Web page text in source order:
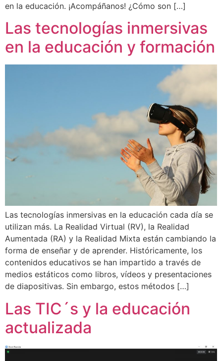
en la educación. ¡Acompáñanos! ¿Cómo son […]
Las tecnologías inmersivas
en la educación y formación
Las tecnologías inmersivas en la educación cada día se
utilizan más. La Realidad Virtual (RV), la Realidad
Aumentada (RA) y la Realidad Mixta están cambiando la
forma de enseñar y de aprender. Históricamente, los
contenidos educativos se han impartido a través de
medios estáticos como libros, vídeos y presentaciones
de diapositivas. Sin embargo, estos métodos […]
Las TIC´s y la educación
actualizada